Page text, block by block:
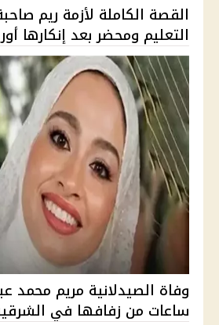
التعليم ومحضر بعد إنكارها
وفاة الصيدلانية مريم محمد
ساعات من زفافها في